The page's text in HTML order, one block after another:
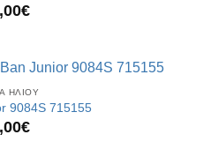
€
ΗΛΙΟΥ
9084S 715155
€